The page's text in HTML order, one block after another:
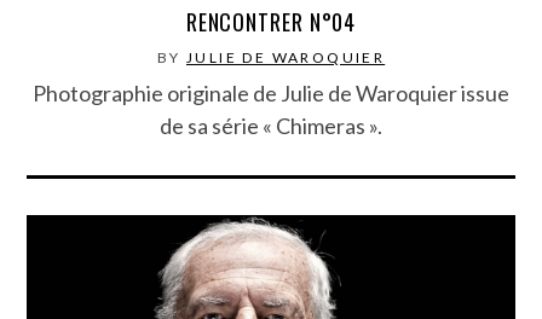
RENCONTRER N°04
BY JULIE DE WAROQUIER
Photographie originale de Julie de Waroquier issue
de sa série « Chimeras ».